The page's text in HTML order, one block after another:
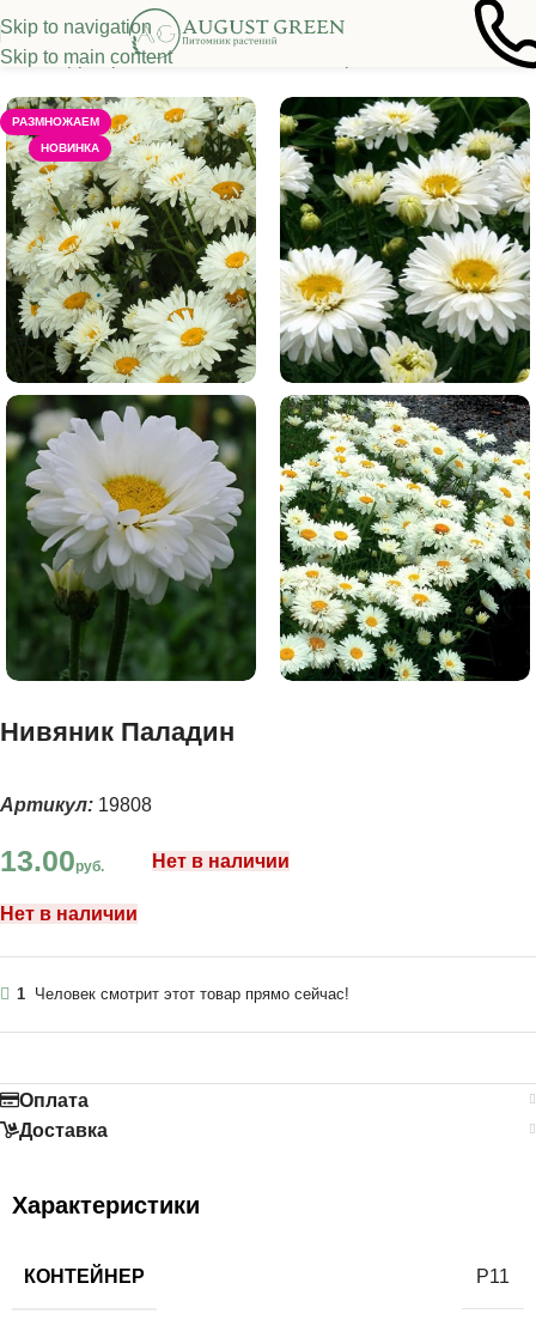
Skip to navigation
Skip to main content
/Декоративные многолетники Прочие многолетники
РАЗМНОЖАЕМ
НОВИНКА
Нивяник Паладин
Артикул: 19808
13.00руб. Нет в наличии
Нет в наличии
1 Человек смотрит этот товар прямо сейчас!
Оплата
Доставка
Характеристики
КОНТЕЙНЕР Р11